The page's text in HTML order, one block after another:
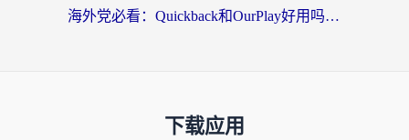
海外党必看：Quickback和OurPlay好用吗？3分钟选对回国加速器，无缝刷剧玩游戏
下载应用